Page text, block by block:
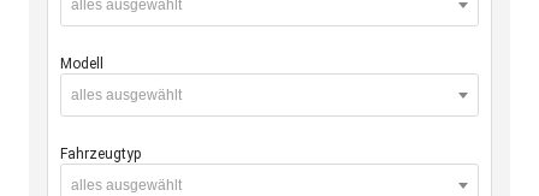
alles ausgewählt
Modell
alles ausgewählt
Fahrzeugtyp
alles ausgewählt